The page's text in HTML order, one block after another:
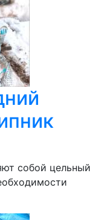
собой цельный